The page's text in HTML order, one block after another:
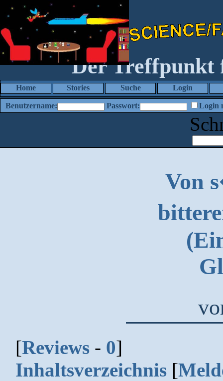
Der Treffpunkt
Home Stories Suche Login
Benutzername: Passwort: Login
Von
[Reviews - 0]
Inhaltsverzeichnis [